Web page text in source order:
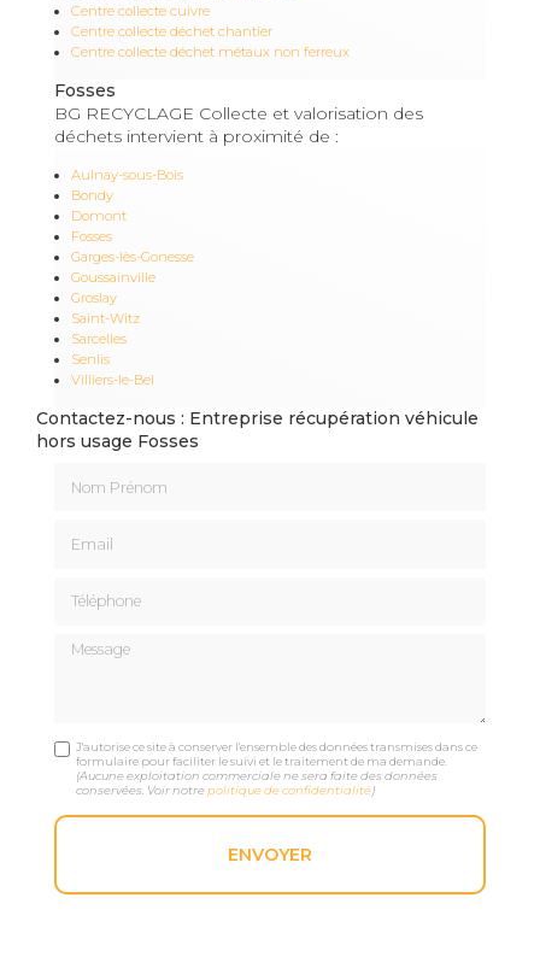
Centre collecte cuivre
Centre collecte déchet chantier
Centre collecte déchet métaux non ferreux
Fosses
BG RECYCLAGE Collecte et valorisation des
déchets intervient à proximité de :
Aulnay-sous-Bois
Bondy
Domont
Fosses
Garges-lès-Gonesse
Goussainville
Groslay
Saint-Witz
Sarcelles
Senlis
Villiers-le-Bel
Contactez-nous : Entreprise récupération véhicule
hors usage Fosses
Message
J'autorise ce site à conserver l'ensemble des données transmises dans ce
formulaire pour faciliter le suivi et le traitement de ma demande.
(Aucune exploitation commerciale ne sera faite des données
conservées. Voir notrepolitique de confidentialité)